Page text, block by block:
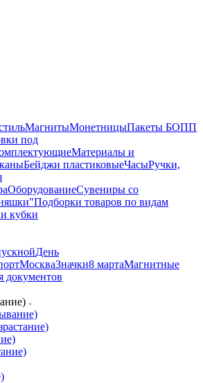
МагнитыМонетницыПакеты БОПП
под
Материалы и
Бейджи пластиковыеЧасыРучки,
ОборудованиеСувениры со
Подборки товаров по видам
кубки
День
МоскваЗначки8 мартаМагнитные
документов